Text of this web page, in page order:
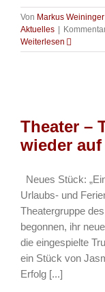
Von Markus Weininger
Aktuelles
Weiterlesen
Theater –
wieder
Neues Stück:
Urlaubs- und
Theatergruppe
begonnen, ihr
die eingespielte
ein Stück von
Erfolg [...]